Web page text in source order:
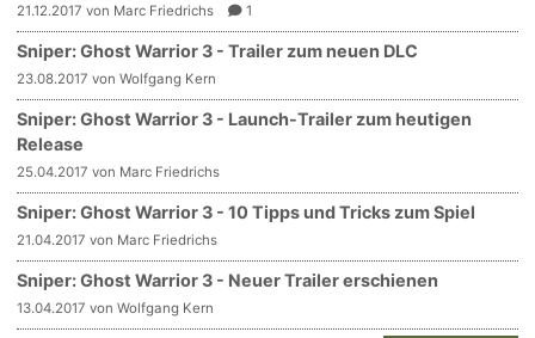
21.12.2017 von Marc Friedrichs 1
Sniper: Ghost Warrior 3 - Trailer zum neuen DLC
23.08.2017 von Wolfgang Kern
Sniper: Ghost Warrior 3 - Launch-Trailer zum heutigen
Release
25.04.2017 von Marc Friedrichs
Sniper: Ghost Warrior 3 - 10 Tipps und Tricks zum Spiel
21.04.2017 von Marc Friedrichs
Sniper: Ghost Warrior 3 - Neuer Trailer erschienen
13.04.2017 von Wolfgang Kern